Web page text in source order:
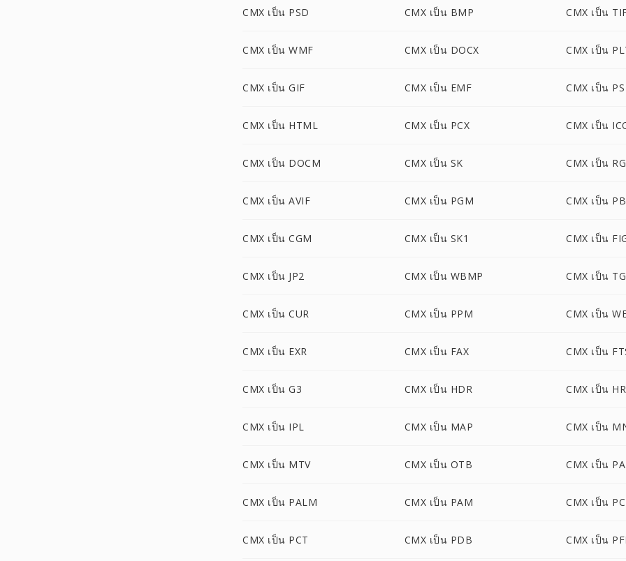
CMX เป็น PSD CMX เป็น BMP CMX เป็น
CMX เป็น WMF CMX เป็น DOCX CMX เป็น
CMX เป็น GIF CMX เป็น EMF CMX เป็น PS
CMX เป็น HTML CMX เป็น PCX CMX เป็น
CMX เป็น DOCM CMX เป็น SK CMX เป็น
CMX เป็น AVIF CMX เป็น PGM CMX เป็น
CMX เป็น CGM CMX เป็น SK1 CMX เป็น
CMX เป็น JP2 CMX เป็น WBMP CMX เป็น
CMX เป็น CUR CMX เป็น PPM CMX เป็น
CMX เป็น EXR CMX เป็น FAX CMX เป็น
CMX เป็น G3 CMX เป็น HDR CMX เป็น
CMX เป็น IPL CMX เป็น MAP CMX เป็น
CMX เป็น MTV CMX เป็น OTB CMX เป็น
CMX เป็น PALM CMX เป็น PAM CMX เป็น
CMX เป็น PCT CMX เป็น PDB CMX เป็น